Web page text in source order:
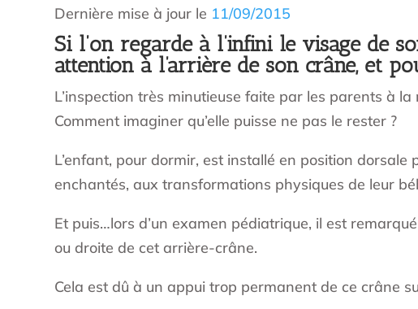
Dernière mise à jour le 11/09/2015
Si l’on regarde à l’infini le visage de
attention à l’arrière de son crâne, et
L’inspection très minutieuse faite par les parents à
Comment imaginer qu’elle puisse ne pas le rester ?
L’enfant, pour dormir, est installé en position
enchantés, aux transformations physiques de leur
Et puis…lors d’un examen pédiatrique, il est
ou droite de cet arrière-crâne.
Cela est dû à un appui trop permanent de ce crâne